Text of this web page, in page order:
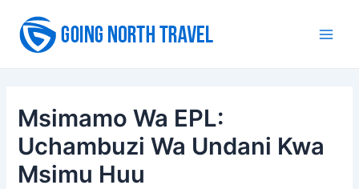
content
Msimamo Wa EPL:
Uchambuzi Wa Undani Kwa
Msimu Huu